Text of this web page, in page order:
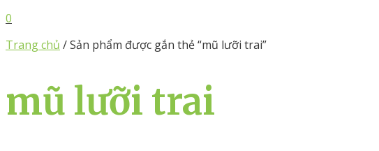
0
Trang chủ / Sản phẩm được gắn thẻ “mũ lưỡi trai”
mũ lưỡi trai